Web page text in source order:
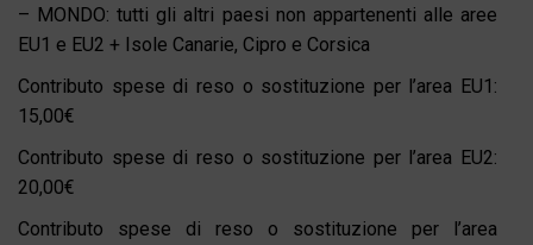
– MONDO: tutti gli altri paesi non appartenenti alle aree
EU1 e EU2 + Isole Canarie, Cipro e Corsica
Contributo spese di reso o sostituzione per l’area EU1:
15,00€
Contributo spese di reso o sostituzione per l’area EU2:
20,00€
Contributo spese di reso o sostituzione per l’area